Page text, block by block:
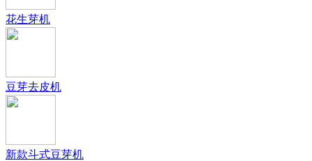
花生芽机
豆芽去皮机
新款斗式豆芽机